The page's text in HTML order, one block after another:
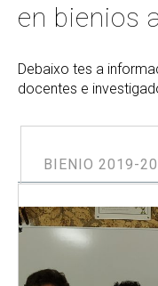
en bienios
Debaixo tes a
docentes e
BIENIO 2019-